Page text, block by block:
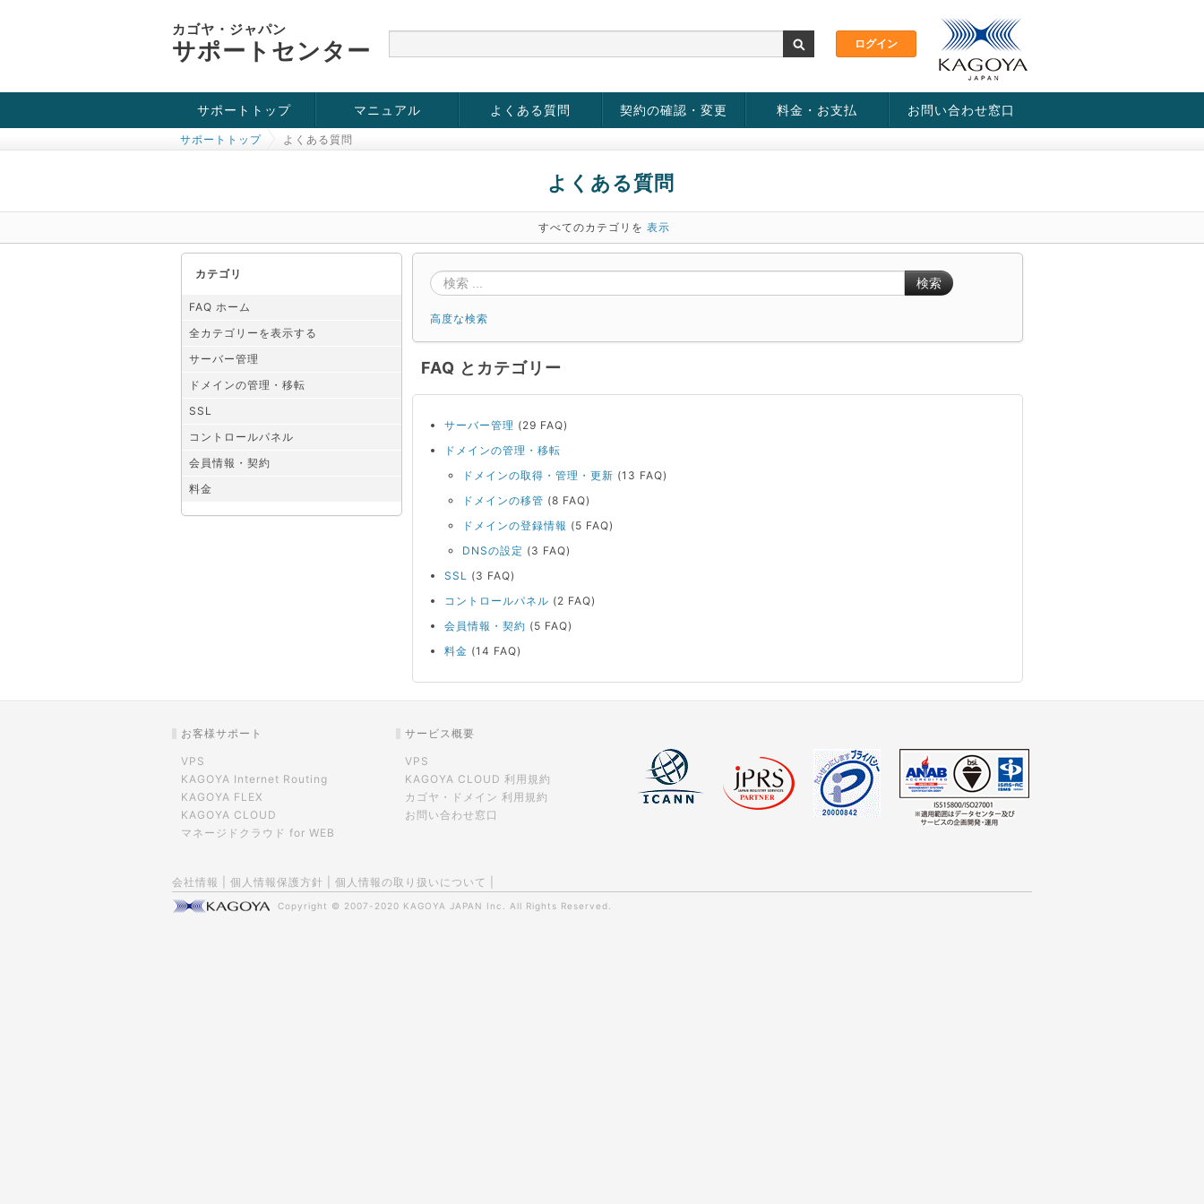
カゴヤ・ジャパン
サポートセンター
サポートトップ
お役立ち情報
チュートリアル
障害・メンテナンス情報
マニュアル よくある質問 契約の確認・変更 料金・お支払 お問い合わせ窓口
サポートトップ よくある質問
よくある質問
すべてのカテゴリを 表示
カテゴリ
FAQ ホーム
全カテゴリーを表示する
サーバー管理
ドメインの管理・移転
SSL
コントロールパネル
会員情報・契約
料金
検索
高度な検索
FAQ とカテゴリー
サーバー管理 (29 FAQ)
ドメインの管理・移転
ドメインの取得・管理・更新 (13 FAQ)
ドメインの移管 (8 FAQ)
ドメインの登録情報 (5 FAQ)
DNSの設定 (3 FAQ)
SSL (3 FAQ)
コントロールパネル (2 FAQ)
会員情報・契約 (5 FAQ)
料金 (14 FAQ)
お客様サポート
VPS
KAGOYA Internet Routing
KAGOYA FLEX
KAGOYA CLOUD
マネージドクラウド for WEB
サービス概要
VPS
KAGOYA CLOUD 利用規約
カゴヤ・ドメイン 利用規約
お問い合わせ窓口
会社情報 個人情報保護方針 個人情報の取り扱いについて
Copyright © 2007-2020 KAGOYA JAPAN Inc. All Rights Reserved.